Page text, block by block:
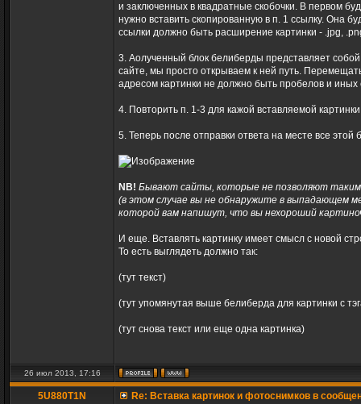
и заключенных в квадратные скобочки. В первом
нужно вставить скопированную в п. 1 ссылку. Она
ссылки должно быть расширение картинки - .jpg,
3. Аолученный блок белиберды представляет
сайте, мы просто открываем к ней путь.
адресом картинки не должно быть пробелов и иных
4. Повторить п. 1-3 для кажой вставляемой
5. Теперь после отправки ответа на месте все
NB! Бывают сайты, которые не позволяют таким
(в этом случае вы не обнаружите в выпадающем
которой вам напишут, что вы нехороший
И еще. Вставлять картинку имеет смысл с новой
То есть выглядеть должно так:
(тут текст)
(тут упомянутая выше белиберда для картинки с
(тут снова текст или еще одна картинка)
26 июл 2013, 17:16
5U880T1N
Re: Вставка картинок и фотоснимков в